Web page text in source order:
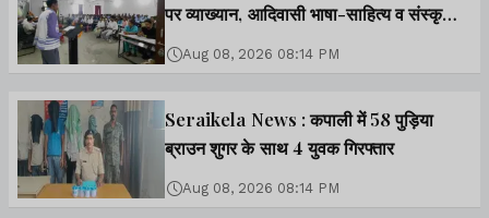
पर व्याख्यान, आदिवासी भाषा-साहित्य व संस्कृति
के संरक्षण पर जोर
Aug 08, 2026 08:14 PM
Seraikela News : कपाली में 58 पुड़िया
ब्राउन शुगर के साथ 4 युवक गिरफ्तार
Aug 08, 2026 08:14 PM